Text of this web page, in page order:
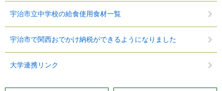
宇治市立中学校の給食使用食材一覧
宇治市で関西おでかけ納税ができるようになりました
大学連携リンク